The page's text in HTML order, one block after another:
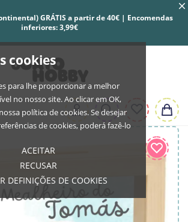
cookies
para lhe proporcionar a melhor
no nosso site. Ao clicar em OK,
política de cookies. Se desejar
de cookies, poderá fazê-lo
ACEITAR
RECUSAR
DEFINIÇÕES DE COOKIES
GRÁTIS a partir de 40€ | Encomendas
inferiores: 3,99€